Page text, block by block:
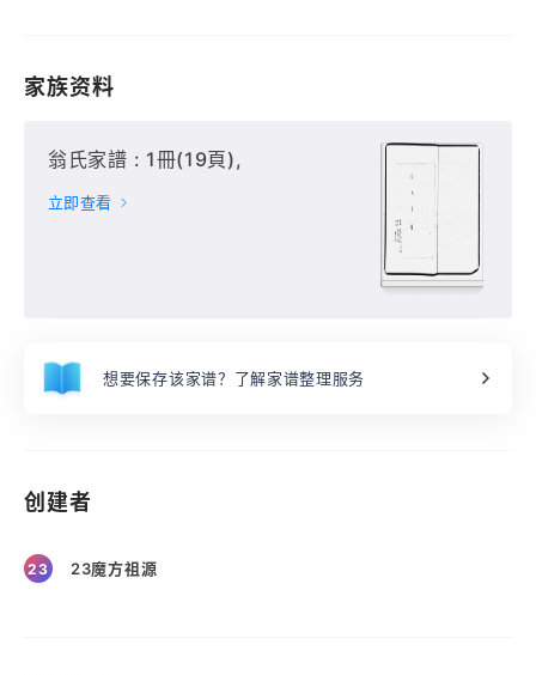
家族资料
翁氏家譜 : 1冊(19頁),
立即查看
想要保存该家谱？了解家谱整理服务
创建者
23 23魔方祖源